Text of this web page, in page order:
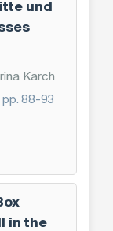
und
Karch
pp. 88-93
in the